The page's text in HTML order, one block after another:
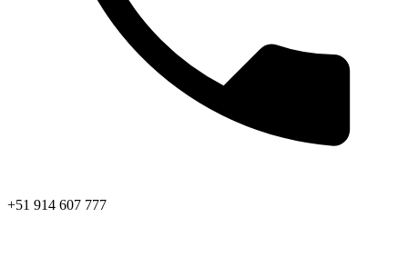
+51 914 607 777